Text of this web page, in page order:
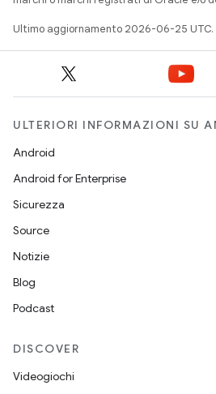
Ultimo aggiornamento 2026-06-25 UTC.
ULTERIORI INFORMAZIONI SU
Android
Android for Enterprise
Sicurezza
Source
Notizie
Blog
Podcast
DISCOVER
Videogiochi